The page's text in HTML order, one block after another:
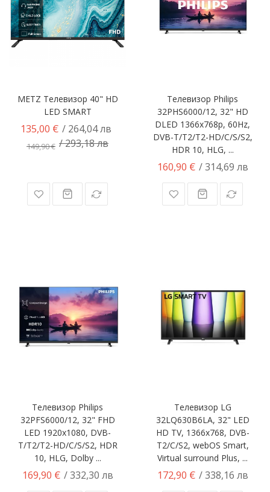
METZ Телевизор 40" HD
LED SMART
135,00 € / 264,04 лв
149,90 € / 293,18 лв
Телевизор Philips
32PHS6000/12, 32" HD
DLED 1366x768p, 60Hz,
DVB-T/T2/T2-HD/C/S/S2,
HDR 10, HLG, ...
160,90 € / 314,69 лв
Телевизор Philips
32PFS6000/12, 32" FHD
LED 1920x1080, DVB-
T/T2/T2-HD/C/S/S2, HDR
10, HLG, Dolby ...
169,90 € / 332,30 лв
Телевизор LG
32LQ630B6LA, 32" LED
HD TV, 1366x768, DVB-
T2/C/S2, webOS Smart,
Virtual surround Plus, ...
172,90 € / 338,16 лв